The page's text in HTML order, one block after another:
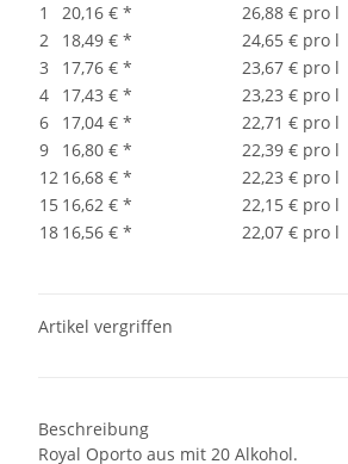
1
20,16 € *
26,88 € pro l
2
18,49 € *
24,65 € pro l
3
17,76 € *
23,67 € pro l
4
17,43 € *
23,23 € pro l
6
17,04 € *
22,71 € pro l
9
16,80 € *
22,39 € pro l
12 16,68 € *
22,23 € pro l
15 16,62 € *
22,15 € pro l
18 16,56 € * 22,07 € pro l
Artikel vergriffen
Beschreibung
Royal Oporto aus mit 20 Alkohol.